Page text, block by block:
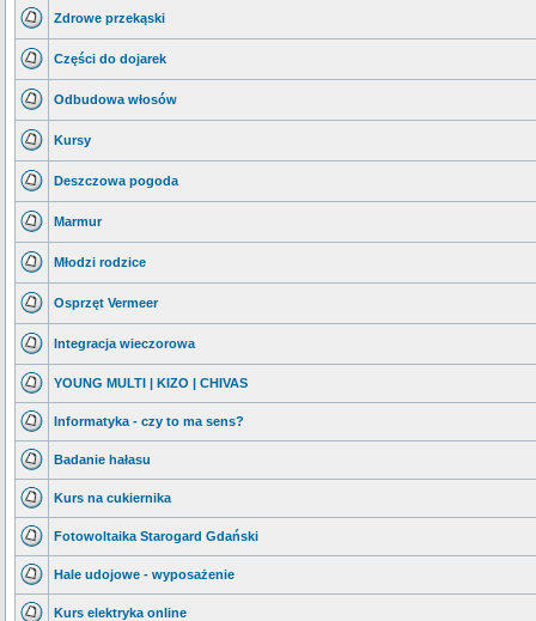
Zdrowe przekąski
Części do dojarek
Odbudowa włosów
Kursy
Deszczowa pogoda
Marmur
Młodzi rodzice
Osprzęt Vermeer
Integracja wieczorowa
YOUNG MULTI | KIZO | CHIVAS
Informatyka - czy to ma sens?
Badanie hałasu
Kurs na cukiernika
Fotowoltaika Starogard Gdański
Hale udojowe - wyposażenie
Kurs elektryka online